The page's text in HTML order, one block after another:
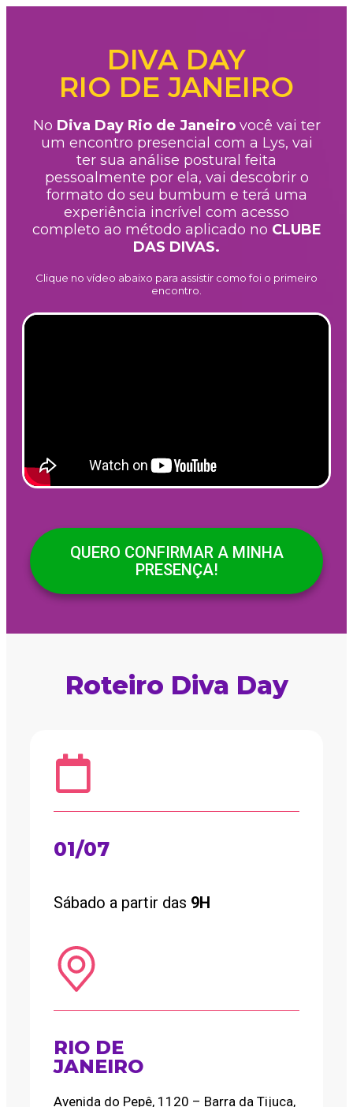
DIVA DAY
RIO DE JANEIRO
No Diva Day Rio de Janeirovocê vai ter
um encontro presencial com a Lys, vai
ter sua análise postural feita
pessoalmente por ela, vai descobrir o
formato do seu bumbum e terá uma
experiência incrível com acesso
completo ao método aplicado no CLUBE
DAS DIVAS.
Clique no vídeo abaixo para assistir como foi o primeiro
encontro.
QUERO CONFIRMAR A MINHA
PRESENÇA!
Roteiro Diva Day
01/07
Sábado a partir das 9H
RIO DE
JANEIRO
Avenida do Pepê, 1120 – Barra da Tijuca,